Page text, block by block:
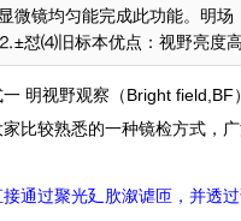
微镜均匀能完成此功能。明
怼⑷旧标本优点：视野亮度高
明视野观察（Bright field,BF）
比较熟悉的一种镜检方式，
通过聚光廴肷溆谑匝，并透